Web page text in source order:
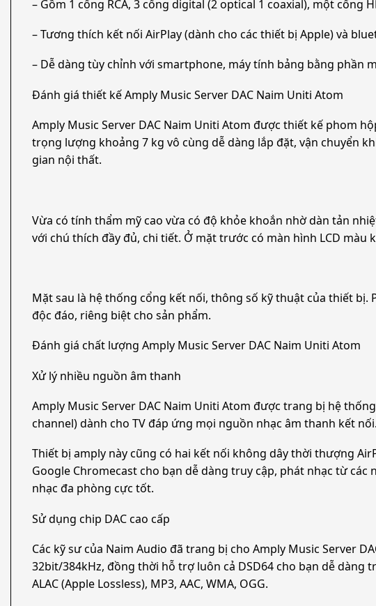
– Gồm 1 cổng RCA, 3 cổng digital (2 optical 1 coaxial), một cổng
– Tương thích kết nối AirPlay (dành cho các thiết bị Apple) và
– Dễ dàng tùy chỉnh với smartphone, máy tính bảng bằng phần
Đánh giá thiết kế Amply Music Server DAC Naim Uniti Atom
Amply Music Server DAC Naim Uniti Atom được thiết kế phom
trọng lượng khoảng 7 kg vô cùng dễ dàng lắp đặt, vận chuyển
gian nội thất.
Vừa có tính thẩm mỹ cao vừa có độ khỏe khoắn nhờ dàn tản
với chú thích đầy đủ, chi tiết. Ở mặt trước có màn hình LCD màu
Mặt sau là hệ thống cổng kết nối, thông số kỹ thuật của thiết
độc đáo, riêng biệt cho sản phẩm.
Đánh giá chất lượng Amply Music Server DAC Naim Uniti Atom
Xử lý nhiều nguồn âm thanh
Amply Music Server DAC Naim Uniti Atom được trang bị hệ
channel) dành cho TV đáp ứng mọi nguồn nhạc âm thanh kết nối.
Thiết bị amply này cũng có hai kết nối không dây thời thượng
Google Chromecast cho bạn dễ dàng truy cập, phát nhạc từ
nhạc đa phòng cực tốt.
Sử dụng chip DAC cao cấp
Các kỹ sư của Naim Audio đã trang bị cho Amply Music Server
32bit/384kHz, đồng thời hỗ trợ luôn cả DSD64 cho bạn dễ dàng
ALAC (Apple Lossless), MP3, AAC, WMA, OGG.